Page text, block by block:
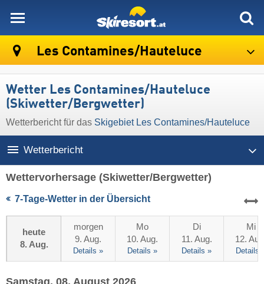
Les Contamines/​Hauteluce
Wetter Les Contamines/​Hauteluce
(Skiwetter/Bergwetter)
Wetterbericht für das Skigebiet Les Contamines/​Hauteluce
Wetterbericht
Wettervorhersage (Skiwetter/Bergwetter)
7-Tage-Wetter in der Übersicht
heute
8. Aug.
morgen
9. Aug.
Details »
Mo
10. Aug.
Details »
Di
11. Aug.
Details »
Mi
12.
Details
Samstag, 08. August 2026